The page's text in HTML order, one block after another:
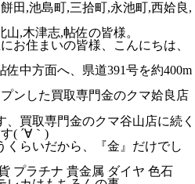
田,池島町,三拾町,永池町,西姶良,
,木津志,帖佐の皆様。
お住まいの皆様、こんにちは、
中方面へ、県道391号を約400m
ンした買取専門金のクマ姶良店
買取専門金のクマ谷山店に続く
( ´∀｀)
くらいだから、『金』だけでし
プラチナ 貴金属 ダイヤ 色石